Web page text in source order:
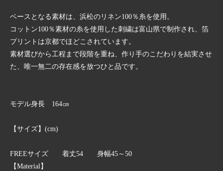
ベースとなる素材は、浜松のリネン100％糸を使用。
コットン100％素材の糸を使用した刺繍は富山県で制作され、箔
プリントは京都でほどこされています。
素材選びから工程まで段階を重ね、作り手のこだわりを結実させ
た、唯一無二の存在感を放つひと品です。
モデル身長 164㎝
【サイズ】(cm)
FREEサイズ 着丈54 身幅45～50
【Material】